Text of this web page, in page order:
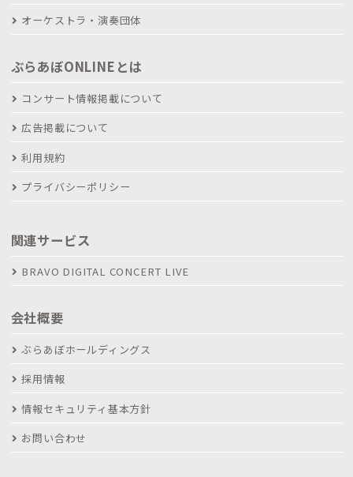
オーケストラ・演奏団体
ぶらあぼONLINEとは
コンサート情報掲載について
広告掲載について
利用規約
プライバシーポリシー
関連サービス
BRAVO DIGITAL CONCERT LIVE
会社概要
ぶらあぼホールディングス
採用情報
情報セキュリティ基本方針
お問い合わせ